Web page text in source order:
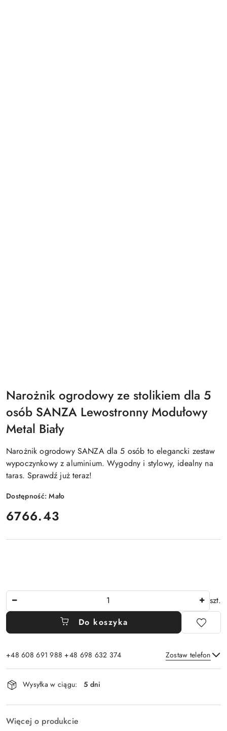
Narożnik ogrodowy ze stolikiem dla 5
osób SANZA Lewostronny Modułowy
Metal Biały
Narożnik ogrodowy SANZA dla 5 osób to elegancki zestaw
wypoczynkowy z aluminium. Wygodny i stylowy, idealny na
taras. Sprawdź już teraz!
Dostępność:Mało
cena:
6766.43
szt.
Do koszyka
+48 608 691 988 +48 698 632 374 Zostaw telefon
Dostępność
i
dostawa
Wysyłka w ciągu: 5 dni
Więcej o produkcie